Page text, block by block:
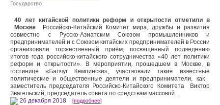
Государство
40 лет китайской политики реформ и открытости отметили в
Москве Российско-Китайский Комитет мира, дружбы и развития
совместно с Русско-Азиатским Союзом промышленников и
предпринимателей и с Союзом китайских предпринимателей в России
организовали торжественный приём, посвящённый подведению
итогов года российско-китайского сотрудничества «40 лет политики
реформ и открытости». В мероприятии, прошедшем в Москве, в
гостинице «Балчуг Кемпински», участвовали такие известные
политические и общественные деятели и предприниматели, как
заместитель председателя Российско-Китайского Комитета Виктор
Звагельский, председатель совета по средствам массовой...
26 декабря 2018 [подробнее]